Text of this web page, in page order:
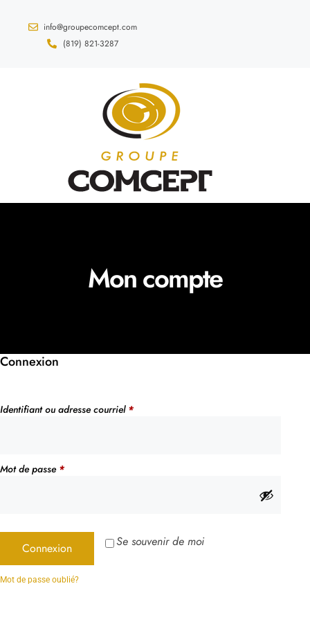
info@groupecomcept.com
(819) 821-3287
Mon compte
Connexion
Identifiant ou adresse courriel *
Mot de passe *
Se souvenir de moi
Connexion
Mot de passe oublié?